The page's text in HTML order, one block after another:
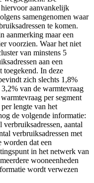
aanvankelijk
samengenomen waar
te komen.
aanmerking maar een
voorzien. Waar het niet
van minstens 5
aan een
toegekend. In deze
zich slechts 1,8%
van de warmtevraag
per segment
lengte van het
de volgende informatie:
aantal
verbruiksadressen met
worden dat een
in het netwerk van
wooneenheden
wordt verwezen